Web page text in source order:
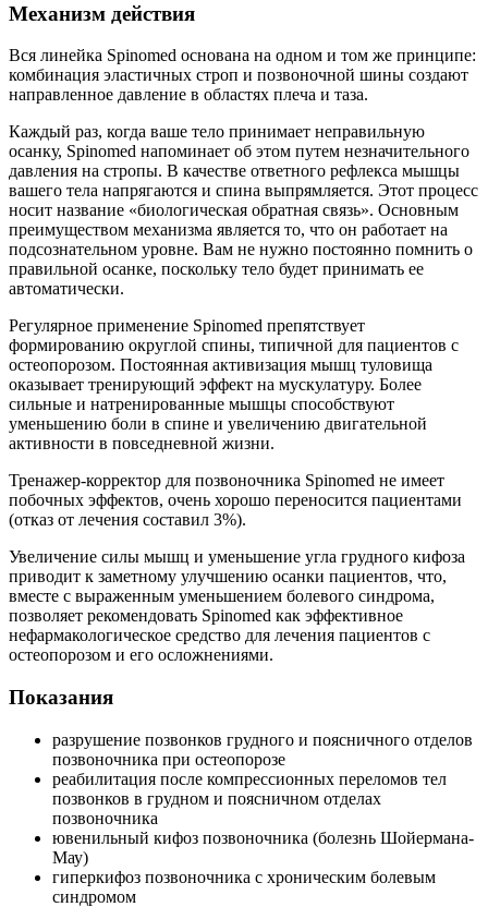
Механизм действия
Вся линейка Spinomed основана на одном и том же принципе:
комбинация эластичных строп и позвоночной шины создают
направленное давление в областях плеча и таза.
Каждый раз, когда ваше тело принимает неправильную
осанку, Spinomed напоминает об этом путем незначительного
давления на стропы. В качестве ответного рефлекса мышцы
вашего тела напрягаются и спина выпрямляется. Этот процесс
носит название «биологическая обратная связь». Основным
преимуществом механизма является то, что он работает на
подсознательном уровне. Вам не нужно постоянно помнить о
правильной осанке, поскольку тело будет принимать ее
автоматически.
Регулярное применение Spinomed препятствует
формированию округлой спины, типичной для пациентов с
остеопорозом. Постоянная активизация мышц туловища
оказывает тренирующий эффект на мускулатуру. Более
сильные и натренированные мышцы способствуют
уменьшению боли в спине и увеличению двигательной
активности в повседневной жизни.
Тренажер-корректор для позвоночника Spinomed не имеет
побочных эффектов, очень хорошо переносится пациентами
(отказ от лечения составил 3%).
Увеличение силы мышц и уменьшение угла грудного кифоза
приводит к заметному улучшению осанки пациентов, что,
вместе с выраженным уменьшением болевого синдрома,
позволяет рекомендовать Spinomed как эффективное
нефармакологическое средство для лечения пациентов с
остеопорозом и его осложнениями.
Показания
разрушение позвонков грудного и поясничного отделов
позвоночника при остеопорозе
реабилитация после компрессионных переломов тел
позвонков в грудном и поясничном отделах
позвоночника
ювенильный кифоз позвоночника (болезнь Шойермана-
Мау)
гиперкифоз позвоночника с хроническим болевым
синдромом